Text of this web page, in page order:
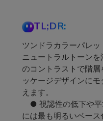
TL;DR:
ツンドラカラーパレ
ニュートラルトーン
のコントラストで階
ッケージデザインに
えます。
● 視認性の低下や平
には最も明るいベー